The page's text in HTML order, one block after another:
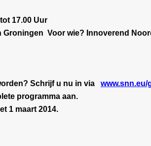
17.00 Uur
Groningen Voor wie? Innoverend
Schrijf u nu in via www.snn.eu/
programma aan.
1 maart 2014.